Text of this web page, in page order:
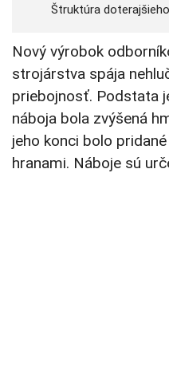
Štruktúra
Nový výrobok
strojárstva spája
priebojnosť. Podstata
náboja bola zvýšená
jeho konci bolo
hranami. Náboje sú